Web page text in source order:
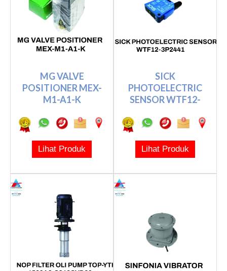
MG VALVE
POSITIONER MEX-
M1-A1-K
Lihat Produk
SICK
PHOTOELECTRIC
SENSOR WTF12-
Lihat Produk